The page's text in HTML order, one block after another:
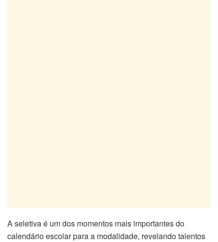
A seletiva é um dos momentos mais importantes do
calendário escolar para a modalidade, revelando talentos